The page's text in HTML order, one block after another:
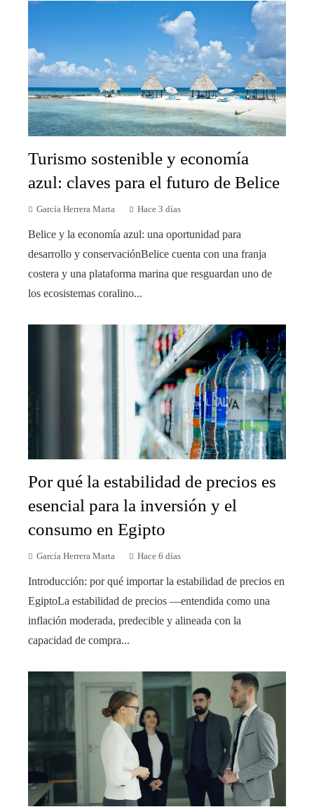
Turismo sostenible y economía
azul: claves para el futuro de Belice
García Herrera Marta Hace 3 días
Belice y la economía azul: una oportunidad para
desarrollo y conservaciónBelice cuenta con una franja
costera y una plataforma marina que resguardan uno de
los ecosistemas coralino...
Por qué la estabilidad de precios es
esencial para la inversión y el
consumo en Egipto
García Herrera Marta Hace 6 días
Introducción: por qué importar la estabilidad de precios en
EgiptoLa estabilidad de precios —entendida como una
inflación moderada, predecible y alineada con la
capacidad de compra...